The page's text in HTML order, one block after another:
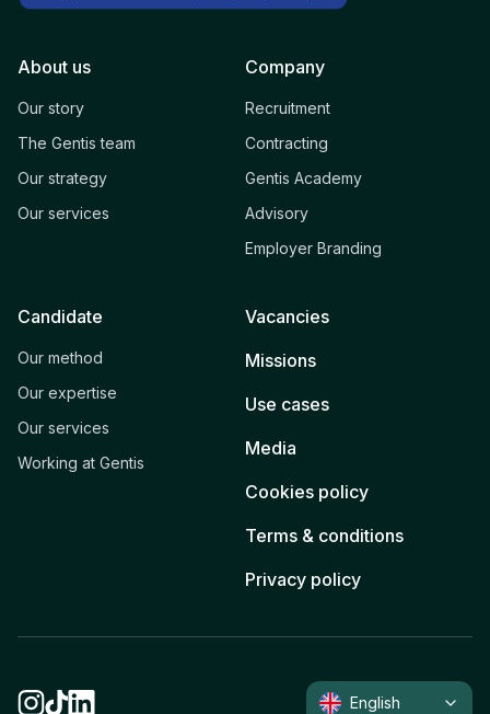
About us
Our story
The Gentis team
Our strategy
Our services
Company
Recruitment
Contracting
Gentis Academy
Advisory
Employer Branding
Candidate
Our method
Our expertise
Our services
Working at Gentis
Vacancies
Missions
Use cases
Media
Cookies policy
Terms & conditions
Privacy policy
English